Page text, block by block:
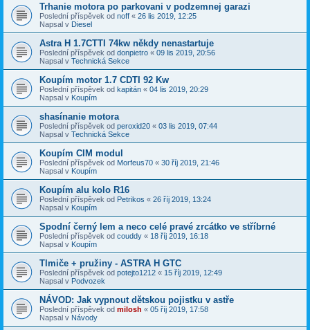
Trhanie motora po parkovani v podzemnej garazi
Poslední příspěvek od noff « 26 lis 2019, 12:25
Napsal v Diesel
Astra H 1.7CTTI 74kw někdy nenastartuje
Poslední příspěvek od donpietro « 09 lis 2019, 20:56
Napsal v Technická Sekce
Koupím motor 1.7 CDTI 92 Kw
Poslední příspěvek od kapitán « 04 lis 2019, 20:29
Napsal v Koupím
shasínanie motora
Poslední příspěvek od peroxid20 « 03 lis 2019, 07:44
Napsal v Technická Sekce
Koupím CIM modul
Poslední příspěvek od Morfeus70 « 30 říj 2019, 21:46
Napsal v Koupím
Koupím alu kolo R16
Poslední příspěvek od Petrikos « 26 říj 2019, 13:24
Napsal v Koupím
Spodní černý lem a neco celé pravé zrcátko ve stříbrné
Poslední příspěvek od couddy « 18 říj 2019, 16:18
Napsal v Koupím
Tlmiče + pružiny - ASTRA H GTC
Poslední příspěvek od potejto1212 « 15 říj 2019, 12:49
Napsal v Podvozek
NÁVOD: Jak vypnout dětskou pojistku v astře
Poslední příspěvek od milosh « 05 říj 2019, 17:58
Napsal v Návody